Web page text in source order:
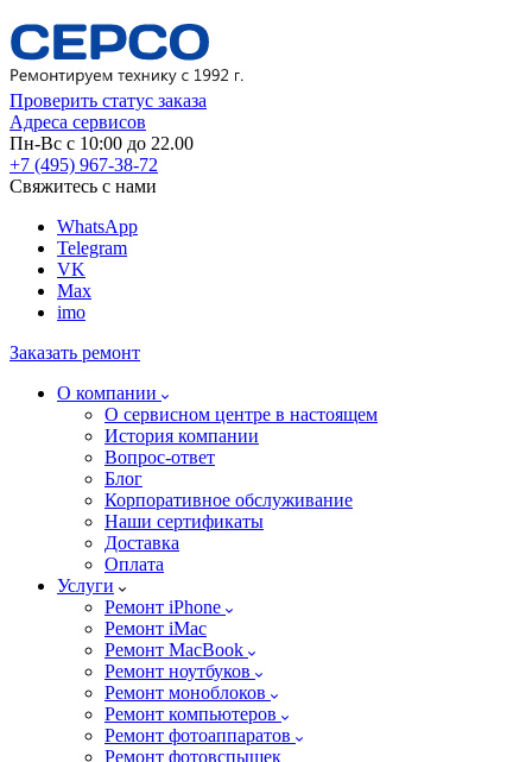
Проверить статус заказа
Адреса сервисов
Пн-Вс с 10:00 до 22.00
+7 (495) 967-38-72
Свяжитесь с нами
WhatsApp
Telegram
VK
Max
imo
Заказать ремонт
О компании
О сервисном центре в настоящем
История компании
Вопрос-ответ
Блог
Корпоративное обслуживание
Наши сертификаты
Доставка
Оплата
Услуги
Ремонт iPhone
Ремонт iMac
Ремонт MacBook
Ремонт ноутбуков
Ремонт моноблоков
Ремонт компьютеров
Ремонт фотоаппаратов
Ремонт фотовспышек